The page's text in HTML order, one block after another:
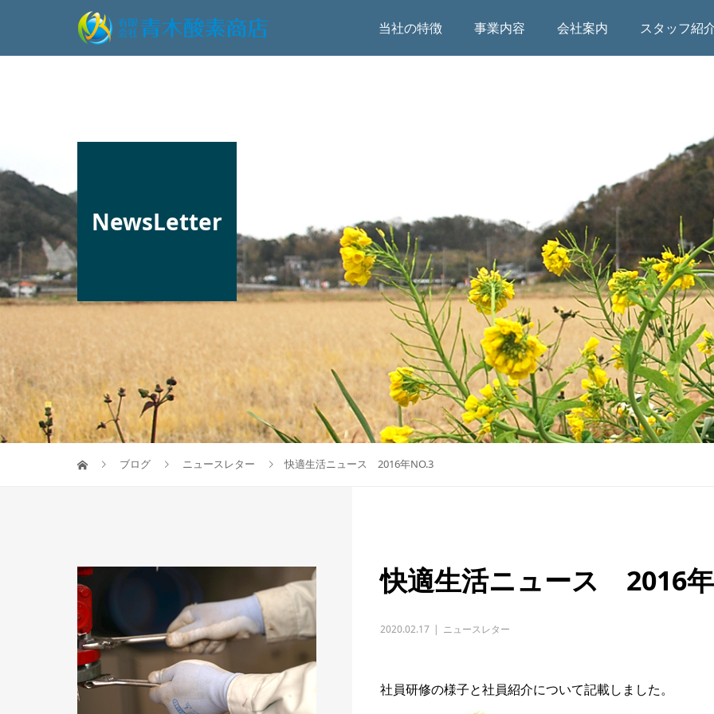
当社の特徴 事業内容 会社案内 スタッフ紹
NewsLetter
ブログ ニュースレター 快適生活ニュース 2016年NO.3
快適生活ニュース 2016
2020.02.17 ニュースレター
社員研修の様子と社員紹介について記載しました。